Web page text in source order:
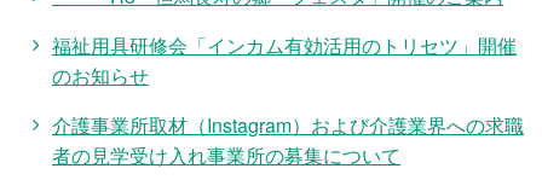
福祉用具研修会「インカム有効活用のトリセツ」開催
のお知らせ
介護事業所取材（Instagram）および介護業界への求職
者の見学受け入れ事業所の募集について